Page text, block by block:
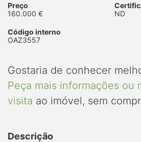
Preço
160.000 €
ND
Código interno
OAZ3557
Gostaria de conhecer
Peça mais informações ou
visita ao imóvel, sem
Descrição